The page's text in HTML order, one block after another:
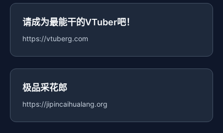
请成为最能干的VTuber吧！
https://vtuberg.com
极品采花郎
https://jipincaihualang.org